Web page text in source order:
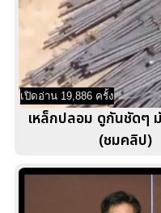
เปิดอ่าน 19,886 ครั้ง
เหล็กปลอม ดูกันชัดๆ
(ชมคลิป)